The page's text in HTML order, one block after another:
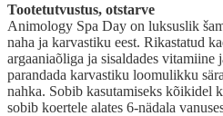
Tootetutvustus, otstarve
Animology Spa Day on luksuslik
naha ja karvastiku eest. Rikastatud
argaaniaõliga ja sisaldades vitamiine
parandada karvastiku loomulikku
nahka. Sobib kasutamiseks kõikidel
sobib koertele alates 6-nädala